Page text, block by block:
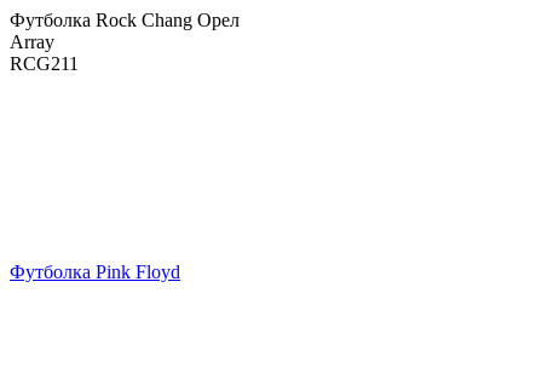
Футболка Rock Chang Орел
Array
RCG211
Футболка Pink Floyd